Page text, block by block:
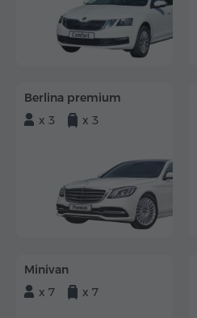
Berlina premium
x 3
x 3
Minivan
x 7
x 7